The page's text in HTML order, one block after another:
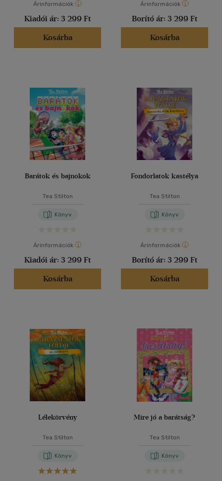
Árinformációk
Kiadói ár: 3 299 Ft
Kosárba
Árinformációk
Borító ár: 3 299 Ft
Kosárba
Barátok és bajnokok
Tea Stilton
Könyv
Árinformációk
Kiadói ár: 3 299 Ft
Kosárba
Fondorlatok kastélya
Tea Stilton
Könyv
Árinformációk
Borító ár: 3 299 Ft
Kosárba
Lélekörvény
Tea Stilton
Könyv
Mire jó a barátság?
Tea Stilton
Könyv